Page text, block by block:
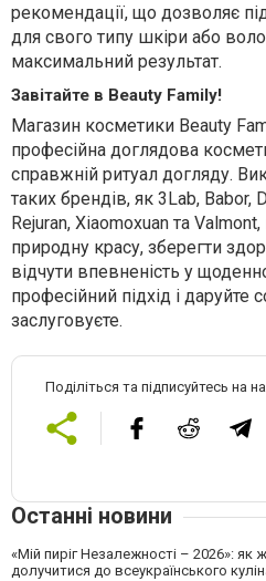
рекомендації, що дозволяє
для свого типу шкіри або
максимальний результат.
Завітайте в Beauty Family!
Магазин косметики Beauty
професійна доглядова
справжній ритуал догляду.
таких брендів, як 3Lab, Babor,
Rejuran, Xiaomoxuan та
природну красу, зберегти
відчути впевненість у
професійний підхід і даруйте
заслуговуєте.
Поділіться та підписуйтесь на
Останні новини
«Мій пиріг Незалежності – 2026»: як
долучитися до всеукраїнського